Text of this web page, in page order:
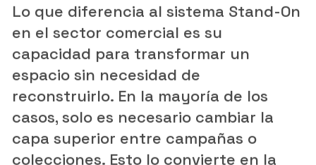
Lo que diferencia al sistema Stand-On
en el sector comercial es su
capacidad para transformar un
espacio sin necesidad de
reconstruirlo. En la mayoría de los
casos, solo es necesario cambiar la
capa superior entre campañas o
colecciones. Esto lo convierte en la